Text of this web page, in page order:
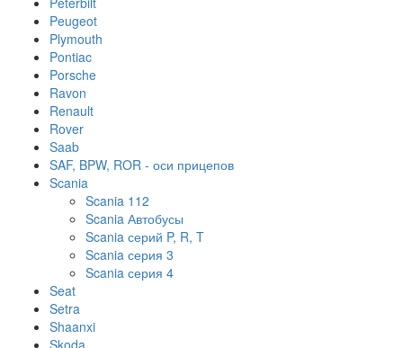
Peugeot
Plymouth
Pontiac
Porsche
Ravon
Renault
Rover
Saab
SAF, BPW, ROR - оси прицепов
Scania
Scania 112
Scania Автобусы
Scania серий P, R, T
Scania серия 3
Scania серия 4
Seat
Setra
Shaanxi
Skoda